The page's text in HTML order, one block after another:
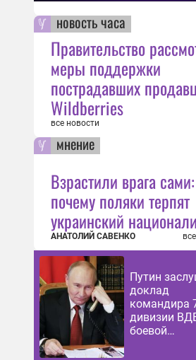
новость часа
Правительство
меры поддержки
пострадавших
Wildberries
все новости
мнение
Взрастили врага сами:
почему поляки терпят
украинский
АНАТОЛИЙ САВЕНКО
Путин
доклад
командира
дивизии
боевой